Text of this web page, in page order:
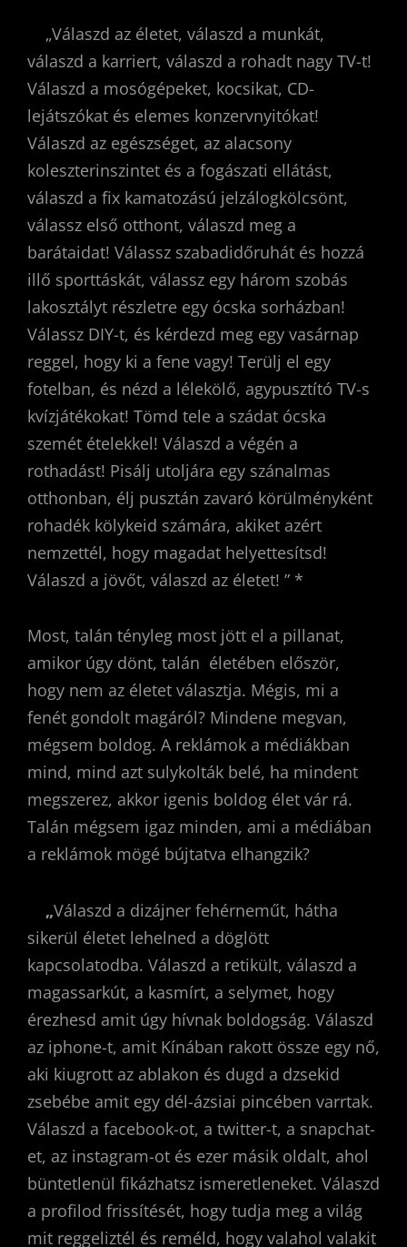
„Válaszd az életet, válaszd a munkát,
válaszd a karriert, válaszd a rohadt nagy TV-t!
Válaszd a mosógépeket, kocsikat, CD-
lejátszókat és elemes konzervnyitókat!
Válaszd az egészséget, az alacsony
koleszterinszintet és a fogászati ellátást,
válaszd a fix kamatozású jelzálogkölcsönt,
válassz első otthont, válaszd meg a
barátaidat! Válassz szabadidőruhát és hozzá
illő sporttáskát, válassz egy három szobás
lakosztályt részletre egy ócska sorházban!
Válassz DIY-t, és kérdezd meg egy vasárnap
reggel, hogy ki a fene vagy! Terülj el egy
fotelban, és nézd a lélekölő, agypusztító TV-s
kvízjátékokat! Tömd tele a szádat ócska
szemét ételekkel! Válaszd a végén a
rothadást! Pisálj utoljára egy szánalmas
otthonban, élj pusztán zavaró körülményként
rohadék kölykeid számára, akiket azért
nemzettél, hogy magadat helyettesítsd!
Válaszd a jövőt, válaszd az életet! ” *
Most, talán tényleg most jött el a pillanat,
amikor úgy dönt, talán életében először,
hogy nem az életet választja. Mégis, mi a
fenét gondolt magáról? Mindene megvan,
mégsem boldog. A reklámok a médiákban
mind, mind azt sulykolták belé, ha mindent
megszerez, akkor igenis boldog élet vár rá.
Talán mégsem igaz minden, ami a médiában
a reklámok mögé bújtatva elhangzik?
„Válaszd a dizájner fehérneműt, hátha
sikerül életet lehelned a döglött
kapcsolatodba. Válaszd a retikült, válaszd a
magassarkút, a kasmírt, a selymet, hogy
érezhesd amit úgy hívnak boldogság. Válaszd
az iphone-t, amit Kínában rakott össze egy nő,
aki kiugrott az ablakon és dugd a dzsekid
zsebébe amit egy dél-ázsiai pincében varrtak.
Válaszd a facebook-ot, a twitter-t, a snapchat-
et, az instagram-ot és ezer másik oldalt, ahol
büntetlenül fikázhatsz ismeretleneket. Válaszd
a profilod frissítését, hogy tudja meg a világ
mit reggeliztél és reméld, hogy valahol valakit